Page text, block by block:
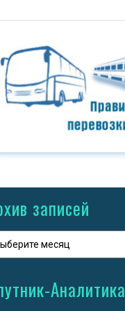
записей
Аналитика